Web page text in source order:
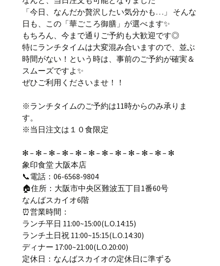
「今日、なんだか贅沢したい気分かも…」 そんな
日も、この「華ごころ御膳」が選べます✨
もちろん、今まで通りご予約も大歓迎です◎
特にランチタイムは大変混み合いますので、並ぶ
時間がない！という時は、事前のご予約が確実＆
スムーズですよ✨
ぜひご利用くださいませ！！
※ランチタイムのご予約は11時からのみ承りま
す。
※当日注文は１０食限定
✻ – ✻ – ✻ – ✻ – ✻ – ✻ – ✻ – ✻ – ✻ – ✻ – ✻ – ✻
象印食堂 大阪本店
📞電話：06-6568-9804
🏠住所：大阪市中央区難波五丁目1番60号
なんばスカイオ6階
⏰営業時間：
ランチ平日 11:00~15:00(L.O.14:15)
ランチ土日祝 11:00~15:15(L.O.14:30)
ディナー 17:00~21:00(L.O.20:00)
定休日：なんばスカイオの定休日に準ずる